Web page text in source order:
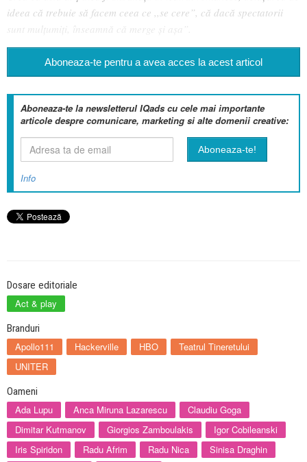
ideea că trebuie să facem ceea ce ,,se cere”, că dacă spectatorii
sunt mulțumiți, înseamnă că merge și așa”.
Aboneaza-te pentru a avea acces la acest articol
Aboneaza-te la newsletterul IQads cu cele mai importante
articole despre comunicare, marketing si alte domenii creative:
Info
Dosare editoriale
Act & play
Branduri
Apollo111 Hackerville HBO
Teatrul Tineretului
UNITER
Oameni
Ada Lupu Anca Miruna Lazarescu
Claudiu Goga
Dimitar Kutmanov
Giorgios Zamboulakis
Igor Cobileanski
Iris Spiridon
Radu Afrim Radu Nica
Sinisa Draghin